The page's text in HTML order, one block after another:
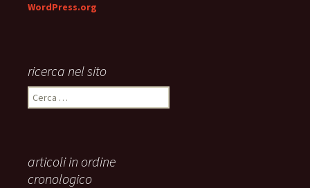
WordPress.org
ricerca nel sito
Ricerca
per:
articoli in ordine
cronologico